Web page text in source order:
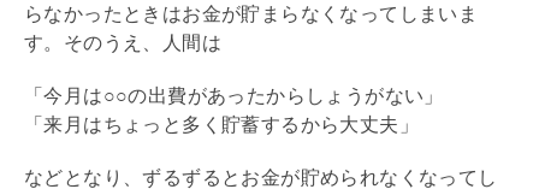
らなかったときはお金が貯まらなくなってしまいま
す。そのうえ、人間は
「今月は○○の出費があったからしょうがない」
「来月はちょっと多く貯蓄するから大丈夫」
などとなり、ずるずるとお金が貯められなくなってし